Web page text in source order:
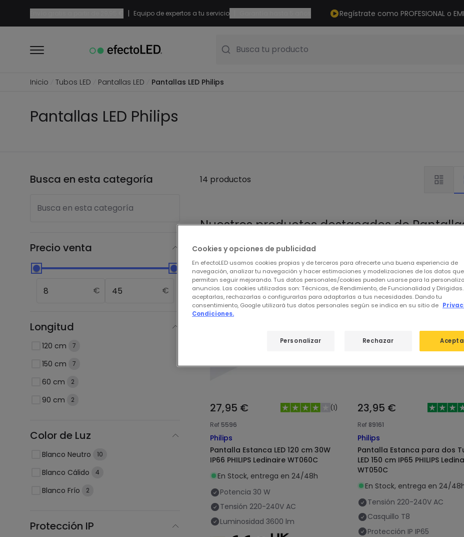
| Equipo de expertos a tu servicio Regístrate como PROFESIONAL o
Busca tu producto
Inicio Tubos LED Pantallas LED Pantallas LED Philips
Pantallas LED Philips
Busca en esta categoría
Busca en esta categoría
Precio venta
€ €
Longitud
120 cm 7
150 cm 7
60 cm 2
90 cm 2
Color de Luz
Blanco Neutro 10
Blanco Cálido 4
Blanco Frío 2
Protección IP
14 productos
Nuestros productos destacados de
27,95 € (1)
Ref 5596
Philips
Pantalla Estanca LED 120 cm 30W
IP66 PHILIPS Ledinaire WT060C
En Stock, entrega en 24/48h
Potencia 30 W
Tensión 220-240V AC
Luminosidad 3600 lm
23,95 €
Ref 89161
Philips
Pantalla Estanca para dos
LED 150 cm IP65 PHILIPS
WT050C
En Stock, entrega en 24/
Tensión 220-240V AC
Casquillo T8
Protección IP IP65
Cookies y opciones de publicidad
En efectoLED usamos cookies propias y de terceros para ofrecerte una buena experiencia de
navegación, analizar tu navegación y hacer estimaciones y modelizaciones de los datos
permitan seguir mejorando. Tus datos personales/cookies pueden usarse para la
anuncios. Las cookies utilizadas son: Técnicas, de Rendimiento, de Funcionalidad y Dirigidas.
aceptarlas, rechazarlas o configurarlas para adaptarlas a tus necesidades. Dando tu
consentimiento, Google utilizará tus datos personales según se indica en su sitio de
Condiciones.
Rechazar
Personalizar